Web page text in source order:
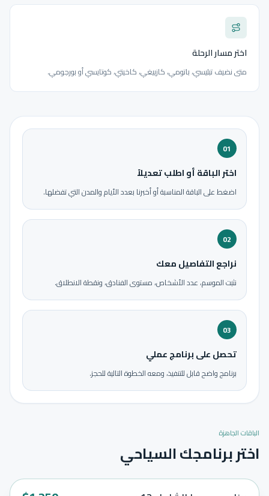
اختر مسار الرحلة
متى نضيف تبليسي، باتومي، كازبيغي، كاخيتي، كوتايسي أو بورجومي.
01
اختر الباقة أو اطلب تعديلاً
اضغط على الباقة المناسبة أو أخبرنا بعدد الأيام والمدن التي تفضلها.
02
نراجع التفاصيل معك
نثبت الموسم، عدد الأشخاص، مستوى الفنادق، ونقطة الانطلاق.
03
تحصل على برنامج عملي
برنامج واضح قابل للتنفيذ، ومعه الخطوة التالية للحجز.
الباقات الجاهزة
اختر برنامجك السياحي